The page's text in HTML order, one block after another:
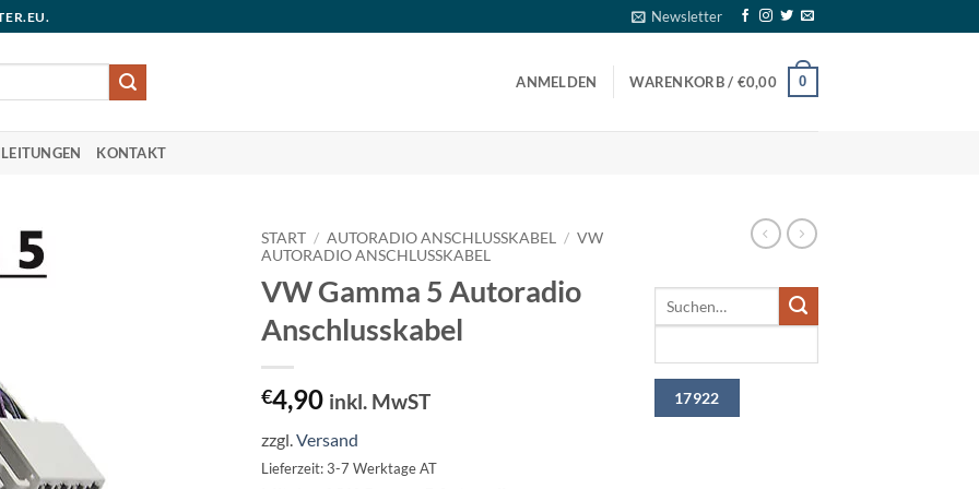
Newsletter
ANMELDEN WARENKORB / €0,00 0
KONTAKT
START / AUTORADIO ANSCHLUSSKABEL / VW
AUTORADIO ANSCHLUSSKABEL
VW Gamma 5 Autoradio
Anschlusskabel
€4,90 inkl. MwST
zzgl. Versand
Lieferzeit: 3-7 Werktage AT